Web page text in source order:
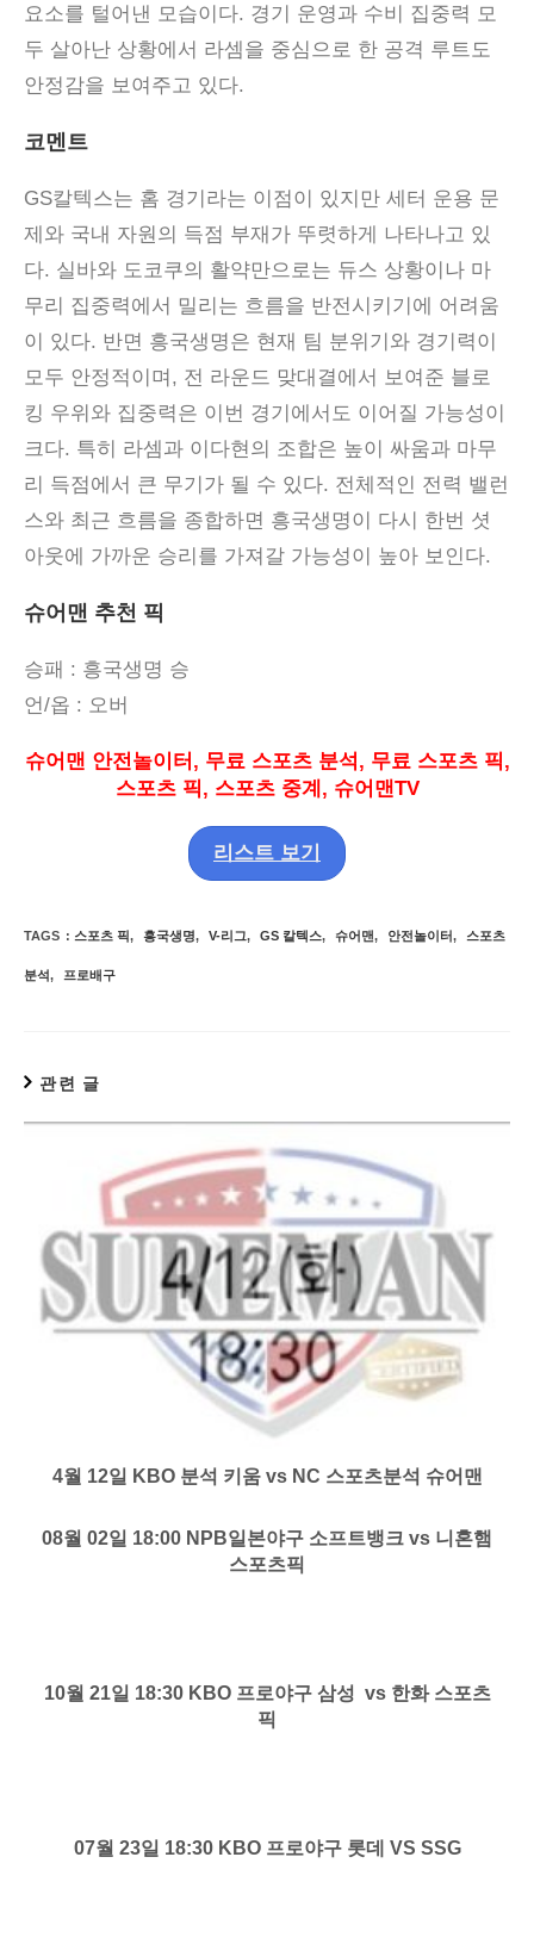
요소를 털어낸 모습이다. 경기 운영과 수비 집중력 모
두 살아난 상황에서 라셈을 중심으로 한 공격 루트도
안정감을 보여주고 있다.
코멘트
GS칼텍스는 홈 경기라는 이점이 있지만 세터 운용 문
제와 국내 자원의 득점 부재가 뚜렷하게 나타나고 있
다. 실바와 도코쿠의 활약만으로는 듀스 상황이나 마
무리 집중력에서 밀리는 흐름을 반전시키기에 어려움
이 있다. 반면 흥국생명은 현재 팀 분위기와 경기력이
모두 안정적이며 , 전 라운드 맞대결에서 보여준 블로
킹 우위와 집중력은 이번 경기에서도 이어질 가능성이
크다. 특히 라셈과 이다현의 조합은 높이 싸움과 마무
리 득점에서 큰 무기가 될 수 있다. 전체적인 전력 밸런
스와 최근 흐름을 종합하면 흥국생명이 다시 한번 셧
아웃에 가까운 승리를 가져갈 가능성이 높아 보인다.
슈어맨 추천 픽
승패 : 흥국생명 승
언/옵 : 오버
슈어맨 안전놀이터 , 무료 스포츠 분석, 무료 스포츠 픽,
스포츠 픽, 스포츠 중계 , 슈어맨TV
리스트 보기
TAGS : 스포츠 픽, 흥국생명, V-리그, GS 칼텍스, 슈어맨, 안전놀이터, 스포츠
분석, 프로배구
관련 글
4월 12일 KBO 분석 키움 vs NC 스포츠분석 슈어맨
08월 02일 18:00 NPB일본야구 소프트뱅크 vs 니혼햄
스포츠픽
10월 21일 18:30 KBO 프로야구 삼성 vs 한화 스포츠
픽
07월 23일 18:30 KBO 프로야구 롯데 VS SSG